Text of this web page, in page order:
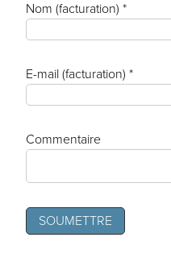
Nom (facturation) *
E-mail (facturation) *
Commentaire